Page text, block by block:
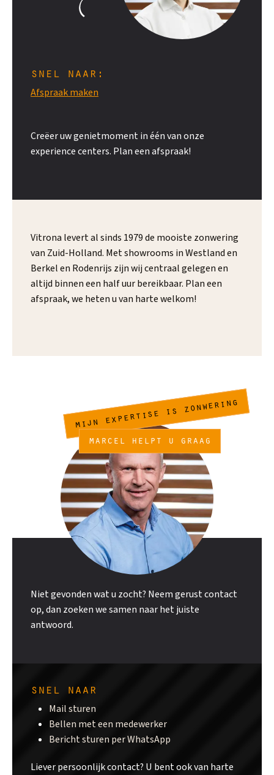
snel naar:
Afspraak maken
Creëer uw genietmoment in één van onze
experience centers. Plan een afspraak!
Vitrona levert al sinds 1979 de mooiste zonwering
van Zuid-Holland. Met showrooms in Westland en
Berkel en Rodenrijs zijn wij centraal gelegen en
altijd binnen een half uur bereikbaar. Plan een
afspraak, we heten u van harte welkom!
marcel helpt u graag
mijn expertise is zonwering
Niet gevonden wat u zocht? Neem gerust contact
op, dan zoeken we samen naar het juiste
antwoord.
snel naar
Mail sturen
Bellen met een medewerker
Bericht sturen per WhatsApp
Liever persoonlijk contact? U bent ook van harte